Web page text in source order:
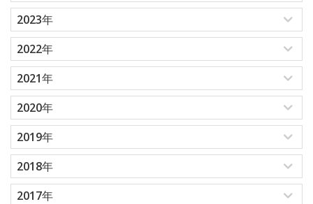
2023年
2022年
2021年
2020年
2019年
2018年
2017年